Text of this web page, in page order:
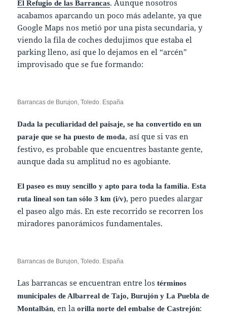
El Refugio de las Barrancas. Aunque nosotros
acabamos aparcando un poco más adelante, ya que
Google Maps nos metió por una pista secundaria, y
viendo la fila de coches dedujimos que estaba el
parking lleno, así que lo dejamos en el “arcén”
improvisado que se fue formando:
Barrancas de Burujon, Toledo. España
Dada la peculiaridad del paisaje, se ha convertido en un
paraje que se ha puesto de moda, así que si vas en
festivo, es probable que encuentres bastante gente,
aunque dada su amplitud no es agobiante.
El paseo es muy sencillo y apto para toda la familia. Esta
ruta lineal son tan sólo 3 km (i/v), pero puedes alargar
el paseo algo más. En este recorrido se recorren los
miradores panorámicos fundamentales.
Barrancas de Burujon, Toledo. España
Las barrancas se encuentran entre lostérminos
municipales de Albarreal de Tajo, Burujón y La Puebla de
Montalbán, en la orilla norte del embalse de Castrejón: